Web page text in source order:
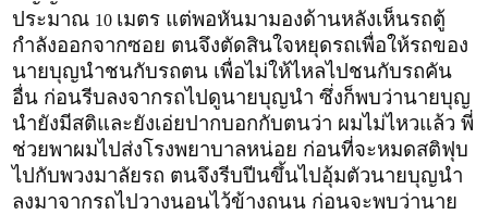
ประมาณ 10 เมตร แต่พอหันมามองด้านหลังเห็นรถตู้
กำลังออกจากซอย ตนจึงตัดสินใจหยุดรถเพื่อให้รถของ
นายบุญนำชนกับรถตน เพื่อไม่ให้ไหลไปชนกับรถคัน
อื่น ก่อนรีบลงจากรถไปดูนายบุญนำ ซึ่งก็พบว่านายบุญ
นำยังมีสติและยังเอ่ยปากบอกกับตนว่า ผมไม่ไหวแล้ว พี่
ช่วยพาผมไปส่งโรงพยาบาลหน่อย ก่อนที่จะหมดสติฟุบ
ไปกับพวงมาลัยรถ ตนจึงรีบปีนขึ้นไปอุ้มตัวนายบุญนำ
ลงมาจากรถไปวางนอนไว้ข้างถนน ก่อนจะพบว่านาย